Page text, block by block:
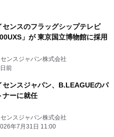
センスのフラッグシップテレビ
」が 東京国立博物館に採用
ンスジャパン株式会社
前
センスジャパン、B.LEAGUEのパ
ナーに就任
ンスジャパン株式会社
年7月31日 11:00